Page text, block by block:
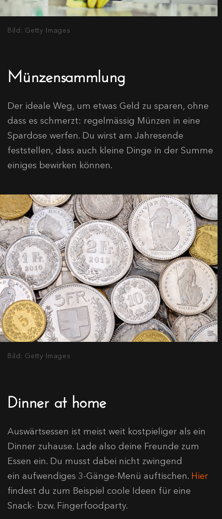
Bild: Getty Images
Münzensammlung
Der ideale Weg, um etwas Geld zu sparen, ohne
dass es schmerzt: regelmässig Münzen in eine
Spardose werfen. Du wirst am Jahresende
feststellen, dass auch kleine Dinge in der Summe
einiges bewirken können.
Bild: Getty Images
Dinner at home
Auswärtsessen ist meist weit kostpieliger als ein
Dinner zuhause. Lade also deine Freunde zum
Essen ein. Du musst dabei nicht zwingend
ein aufwendiges 3-Gänge-Menü auftischen. Hier
findest du zum Beispiel coole Ideen für eine
Snack- bzw. Fingerfoodparty.